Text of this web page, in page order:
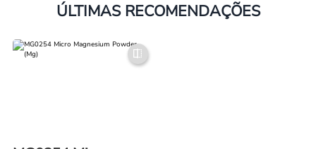
ÚLTIMAS RECOMENDAÇÕES